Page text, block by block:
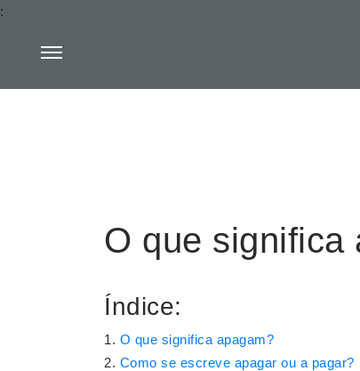
:
O que significa
Índice:
O que significa apagam?
Como se escreve apagar ou a pagar?